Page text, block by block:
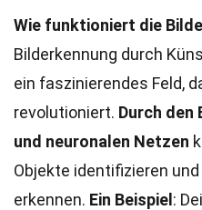
Wie funktioniert die
Bilderkennung durch
ein faszinierendes Feld,
revolutioniert. Durch den
und neuronalen Netzen
Objekte identifizieren
erkennen. Ein Beispiel :